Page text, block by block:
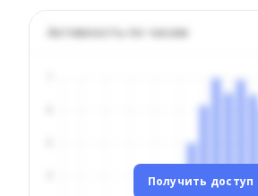
Активность по часам
Получить доступ